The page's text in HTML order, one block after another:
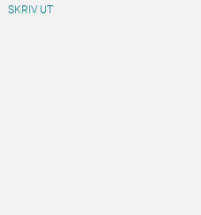
SKRIV UT